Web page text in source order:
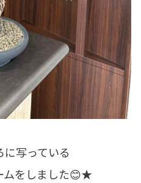
に写っている
ムをしました😊★